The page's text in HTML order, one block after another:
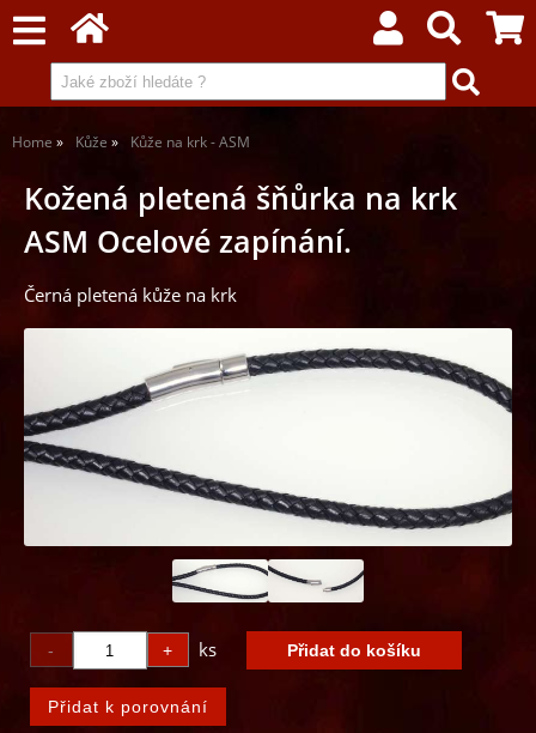
Home Kůže Kůže na krk - ASM
Kožená pletená šňůrka na krk
ASM Ocelové zapínání.
Černá pletená kůže na krk
ks